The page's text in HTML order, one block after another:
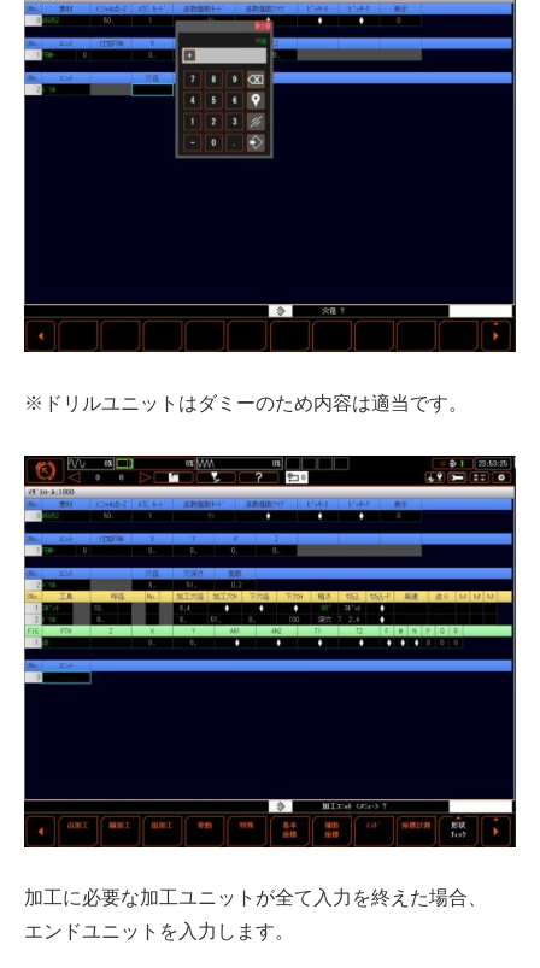
※ドリルユニットはダミーのため内容は適当です。
加工に必要な加工ユニットが全て入力を終えた場合、
エンドユニットを入力します。